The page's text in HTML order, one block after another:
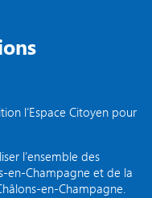
l’Espace Citoyen pour
l’ensemble des
en-Champagne et de la
en-Champagne.